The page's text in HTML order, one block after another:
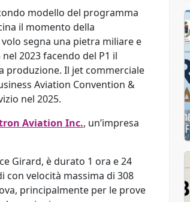
modello del programma
il momento della
segna una pietra miliare e
2023 facendo del P1 il
produzione. Il jet commerciale
Aviation Convention &
nel 2025.
Aviation Inc., un’impresa
Girard, è durato 1 ora e 24
con velocità massima di 308
principalmente per le prove